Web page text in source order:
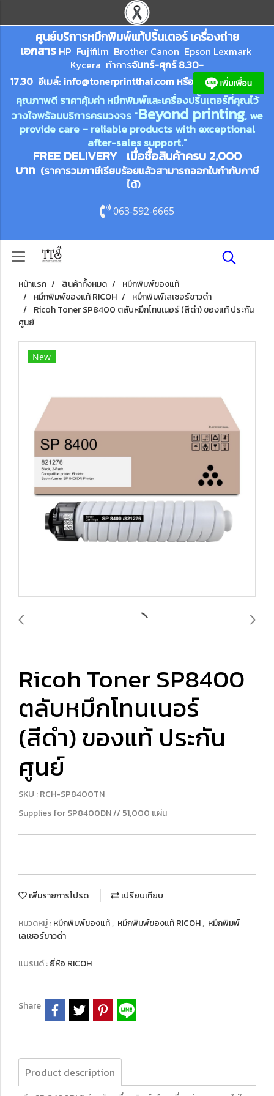
ศูนย์บริการหมึกพิมพ์แท้ปริ้นเตอร์ เครื่องถ่าย
เอกสาร HP Fujifilm Brother Canon Epson Lexmark
Kycera ทำการจันทร์-ศุกร์ 8.30-
17.30 อีเมล์:info@tonerprintthai.com หรือ
คุณภาพดี ราคาคุ้มค่า หมึกพิมพ์และเครื่องปริ้นเตอร์ที่คุณไว้
วางใจพร้อมบริการครบวงจร "Beyond printing, we
provide care – reliable products with exceptional
after-sales support."
FREE DELIVERY เมื่อซื้อสินค้าครบ 2,000
บาท (ราคารวมภาษีเรียบร้อยแล้วสามารถออกใบกำกับภาษี
ได้)
063-592-6665
หน้าแรก สินค้าทั้งหมด
หมึกพิมพ์ของแท้
หมึกพิมพ์ของแท้ RICOH
หมึกพิมพ์เลเซอร์ขาวดำ
Ricoh Toner SP8400 ตลับหมึกโทนเนอร์ (สีดำ) ของแท้ ประกัน
ศูนย์
New
Ricoh Toner SP8400
ตลับหมึกโทนเนอร์
(สีดำ) ของแท้ ประกัน
ศูนย์
SKU : RCH-SP8400TN
Supplies for SP8400DN // 51,000 แผ่น
เพิ่มรายการโปรด เปรียบเทียบ
หมวดหมู่ :หมึกพิมพ์ของแท้, หมึกพิมพ์ของแท้ RICOH, หมึกพิมพ์
เลเซอร์ขาวดำ
แบรนด์ :ยี่ห้อ RICOH
Share
Product description